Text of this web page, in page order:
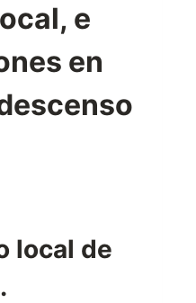
e
en
local de